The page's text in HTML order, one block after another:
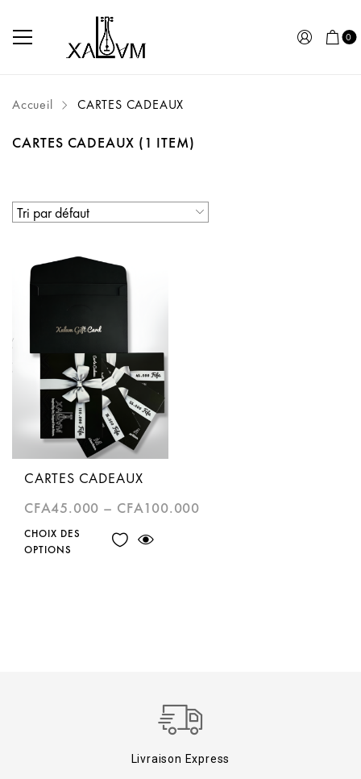
0
Accueil CARTES CADEAUX
CARTES CADEAUX (1 ITEM)
CARTES CADEAUX
CFA45.000 – CFA100.000
CHOIX DES
OPTIONS
Livraison Express